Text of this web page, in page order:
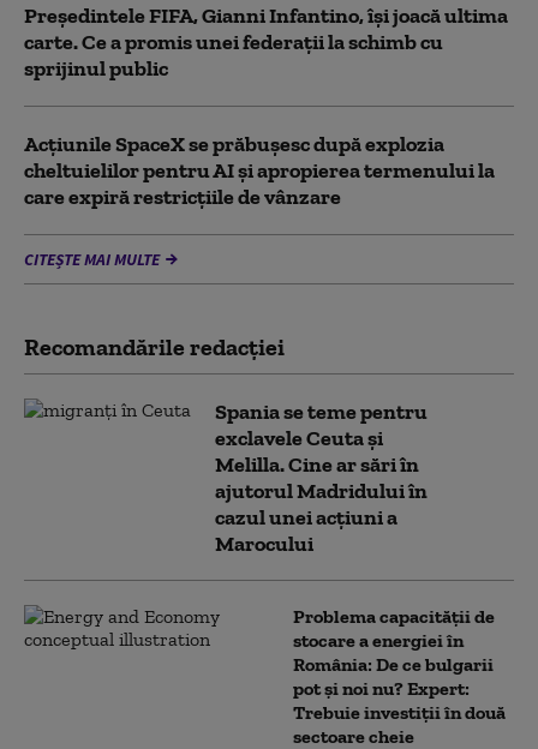
Președintele FIFA, Gianni Infantino, îşi joacă ultima
carte. Ce a promis unei federații la schimb cu
sprijinul public
Acţiunile SpaceX se prăbuşesc după explozia
cheltuielilor pentru AI şi apropierea termenului la
care expiră restricţiile de vânzare
CITEȘTE MAI MULTE
Recomandările redacţiei
Spania se teme pentru
exclavele Ceuta și
Melilla. Cine ar sări în
ajutorul Madridului în
cazul unei acțiuni a
Marocului
Problema capacității de
stocare a energiei în
România: De ce bulgarii
pot și noi nu? Expert:
Trebuie investiții în două
sectoare cheie